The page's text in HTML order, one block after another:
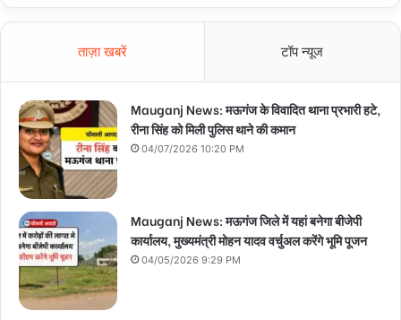
h
e
ताज़ा खबरें टॉप न्यूज
Mauganj News: मऊगंज के विवादित थाना प्रभारी हटे,
रीना सिंह को मिली पुलिस थाने की कमान
04/07/2026 10:20 PM
Mauganj News: मऊगंज जिले में यहां बनेगा बीजेपी
कार्यालय, मुख्यमंत्री मोहन यादव वर्चुअल करेंगे भूमि पूजन
04/05/2026 9:29 PM